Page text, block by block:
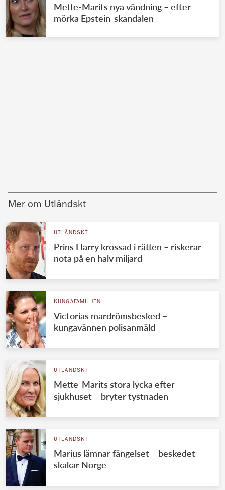
Mette-Marits nya vändning – efter
mörka Epstein-skandalen
Mer om Utländskt
UTLÄNDSKT
Prins Harry krossad i rätten – riskerar
nota på en halv miljard
KUNGAFAMILJEN
Victorias mardrömsbesked –
kungavännen polisanmäld
UTLÄNDSKT
Mette-Marits stora lycka efter
sjukhuset – bryter tystnaden
UTLÄNDSKT
Marius lämnar fängelset – beskedet
skakar Norge